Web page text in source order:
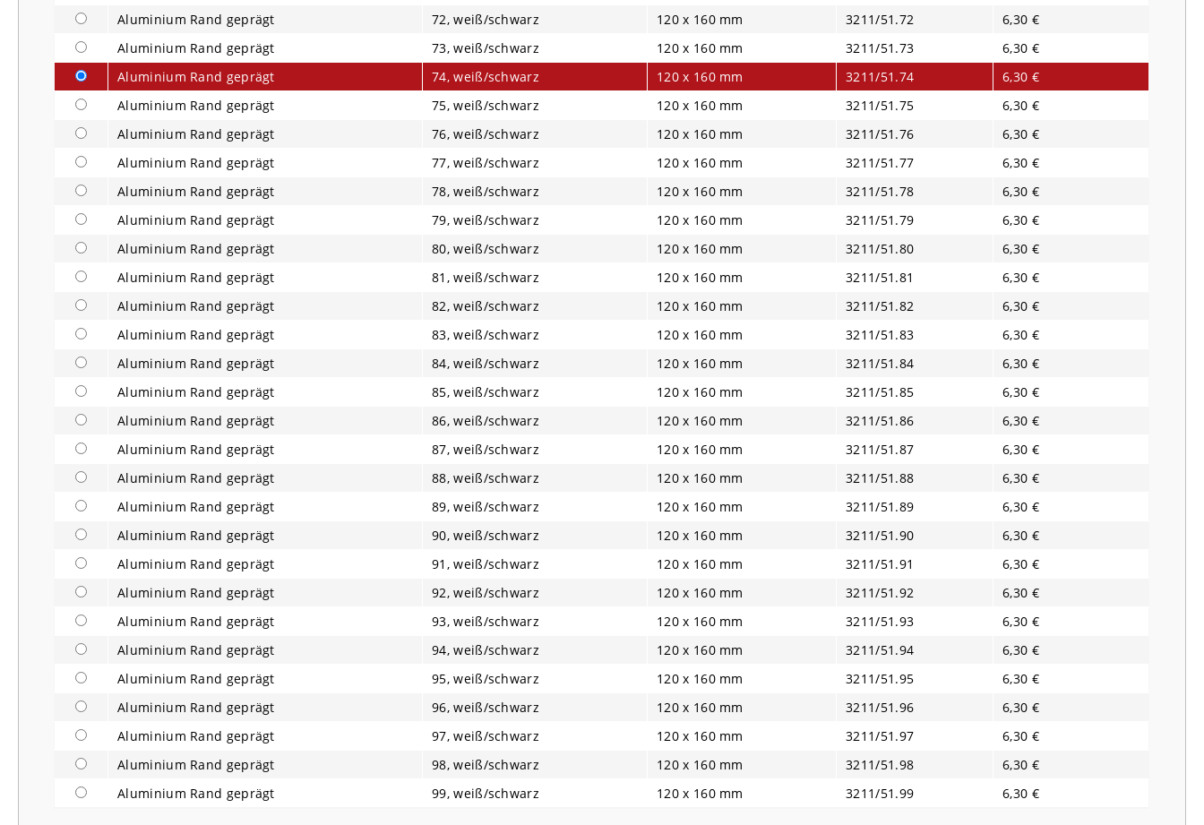
Aluminium Rand geprägt
72, weiß/schwarz 120 x 160 mm 3211/51.72
6,30 €
Aluminium Rand geprägt
73, weiß/schwarz 120 x 160 mm 3211/51.73
6,30 €
Aluminium Rand geprägt
74, weiß/schwarz 120 x 160 mm 3211/51.74
6,30 €
Aluminium Rand geprägt
75, weiß/schwarz 120 x 160 mm 3211/51.75
6,30 €
Aluminium Rand geprägt
76, weiß/schwarz 120 x 160 mm 3211/51.76
6,30 €
Aluminium Rand geprägt
77, weiß/schwarz 120 x 160 mm 3211/51.77
6,30 €
Aluminium Rand geprägt
78, weiß/schwarz 120 x 160 mm 3211/51.78
6,30 €
Aluminium Rand geprägt
79, weiß/schwarz 120 x 160 mm 3211/51.79
6,30 €
Aluminium Rand geprägt
80, weiß/schwarz 120 x 160 mm 3211/51.80
6,30 €
Aluminium Rand geprägt
81, weiß/schwarz 120 x 160 mm 3211/51.81
6,30 €
Aluminium Rand geprägt
82, weiß/schwarz 120 x 160 mm 3211/51.82
6,30 €
Aluminium Rand geprägt
83, weiß/schwarz 120 x 160 mm 3211/51.83
6,30 €
Aluminium Rand geprägt
84, weiß/schwarz 120 x 160 mm 3211/51.84
6,30 €
Aluminium Rand geprägt
85, weiß/schwarz 120 x 160 mm 3211/51.85
6,30 €
Aluminium Rand geprägt
86, weiß/schwarz 120 x 160 mm 3211/51.86
6,30 €
Aluminium Rand geprägt
87, weiß/schwarz 120 x 160 mm 3211/51.87
6,30 €
Aluminium Rand geprägt
88, weiß/schwarz 120 x 160 mm 3211/51.88
6,30 €
Aluminium Rand geprägt
89, weiß/schwarz 120 x 160 mm 3211/51.89
6,30 €
Aluminium Rand geprägt
90, weiß/schwarz 120 x 160 mm 3211/51.90
6,30 €
Aluminium Rand geprägt
91, weiß/schwarz 120 x 160 mm 3211/51.91
6,30 €
Aluminium Rand geprägt
92, weiß/schwarz 120 x 160 mm 3211/51.92
6,30 €
Aluminium Rand geprägt
93, weiß/schwarz 120 x 160 mm 3211/51.93
6,30 €
Aluminium Rand geprägt
94, weiß/schwarz 120 x 160 mm 3211/51.94
6,30 €
Aluminium Rand geprägt
95, weiß/schwarz 120 x 160 mm 3211/51.95
6,30 €
Aluminium Rand geprägt
96, weiß/schwarz 120 x 160 mm 3211/51.96
6,30 €
Aluminium Rand geprägt
97, weiß/schwarz 120 x 160 mm 3211/51.97
6,30 €
Aluminium Rand geprägt
98, weiß/schwarz 120 x 160 mm 3211/51.98
6,30 €
Aluminium Rand geprägt
99, weiß/schwarz 120 x 160 mm 3211/51.99 6,30 €